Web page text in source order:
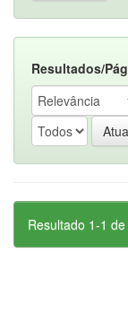
Resultados/
Resultado 1-1 de